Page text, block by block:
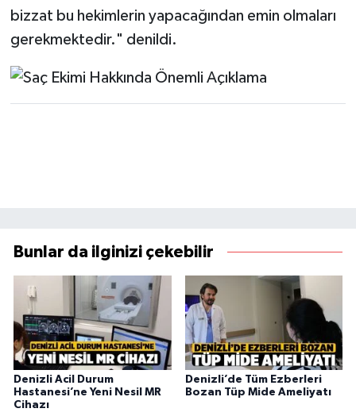
bizzat bu hekimlerin yapacağından emin olmaları
gerekmektedir." denildi.
Bunlar da ilginizi çekebilir
Denizli Acil Durum
Hastanesi’ne Yeni Nesil MR
Cihazı
Denizli’de Tüm Ezberleri
Bozan Tüp Mide Ameliyatı